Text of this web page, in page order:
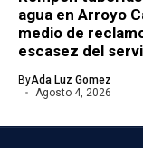
agua en Arroyo
medio de
escasez del
ByAda Luz Gomez
Agosto 4, 2026